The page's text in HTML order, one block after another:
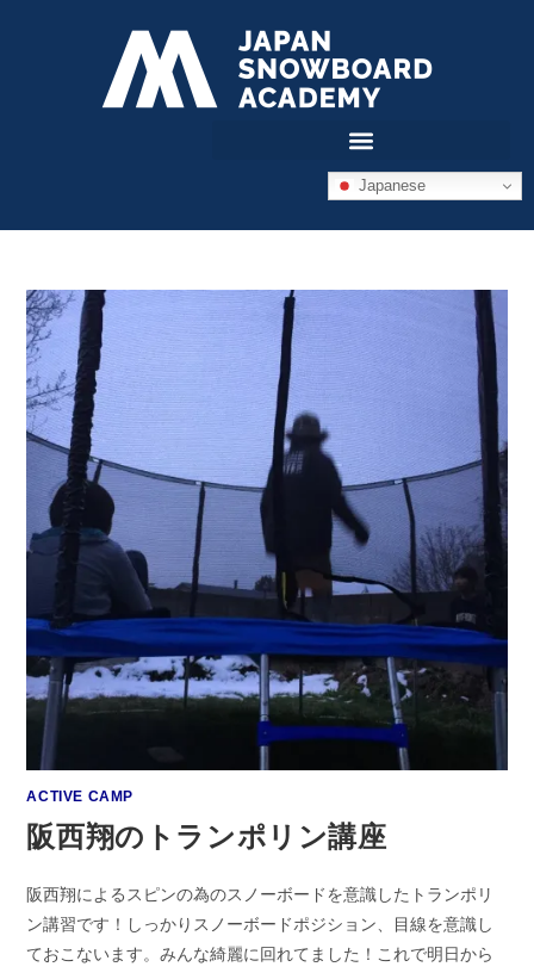
Japanese
ACTIVE CAMP
阪西翔のトランポリン講座
阪西翔によるスピンの為のスノーボードを意識したトランポリ
ン講習です！しっかりスノーボードポジション、目線を意識し
ておこないます。みんな綺麗に回れてました！これで明日から